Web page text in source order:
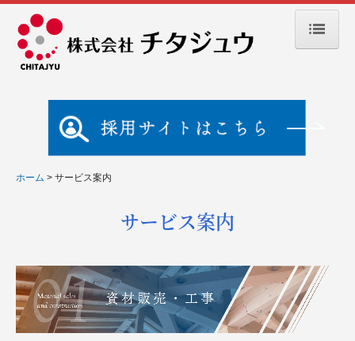
ホーム
企業情報
社長挨拶
サービス案内
資材販売・工事
ホーム サービス案内
サービス案内